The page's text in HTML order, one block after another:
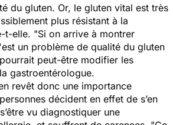
du gluten. Or, le gluten vital est très
plus résistant à la
t-elle. "Si on arrive à montrer
un problème de qualité du gluten
peut-être modifier les
gastroentérologue.
revêt donc une importance
décident en effet de s’en
vu diagnostiquer une